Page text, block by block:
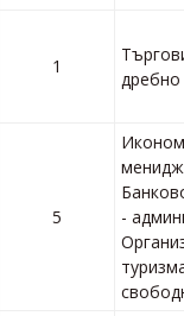
1
дребно
5
-